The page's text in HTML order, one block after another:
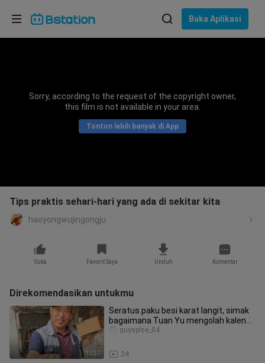
Buka Aplikasi
Sorry, according to the request of the copyright owner,
this film is not available in your area.
Tonton lebih banyak di App
Tips praktis sehari-hari yang ada di sekitar kita
haoyongwujingongju
Suka Favorit Saya Unduh Komentar
Direkomendasikan untukmu
10:37
Seratus paku besi karat langit, simak
bagaimana Tuan Yu mengolah kaleng
bekas menjadi barang bernila
24
guysplse_04
Pilih bahasa
Bahasa Indonesia